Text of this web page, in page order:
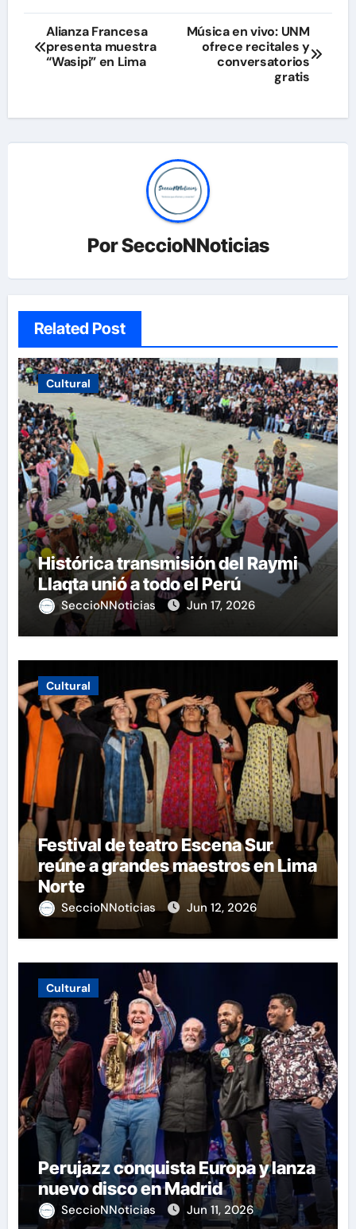
Navegación
de
Alianza Francesa
presenta muestra
“Wasipi” en Lima
Música en vivo: UNM
ofrece recitales y
conversatorios
gratis
PorSeccioNNoticias
Related Post
Cultural
Histórica transmisión del Raymi
Llaqta unió a todo el Perú
SeccioNNoticias Jun 17, 2026
Cultural
Festival de teatro Escena Sur
reúne a grandes maestros en Lima
Norte
SeccioNNoticias Jun 12, 2026
Cultural
Perujazz conquista Europa y lanza
nuevo disco en Madrid
SeccioNNoticias Jun 11, 2026